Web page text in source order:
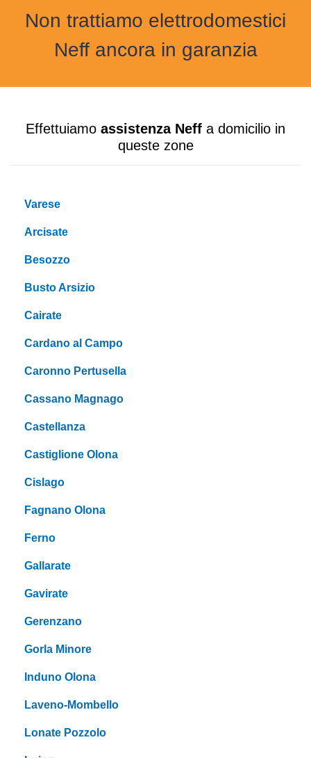
Non trattiamo elettrodomestici
Neff ancora in garanzia
Effettuiamo assistenza Neff a domicilio in
queste zone
Varese
Arcisate
Besozzo
Busto Arsizio
Cairate
Cardano al Campo
Caronno Pertusella
Cassano Magnago
Castellanza
Castiglione Olona
Cislago
Fagnano Olona
Ferno
Gallarate
Gavirate
Gerenzano
Gorla Minore
Induno Olona
Laveno-Mombello
Lonate Pozzolo